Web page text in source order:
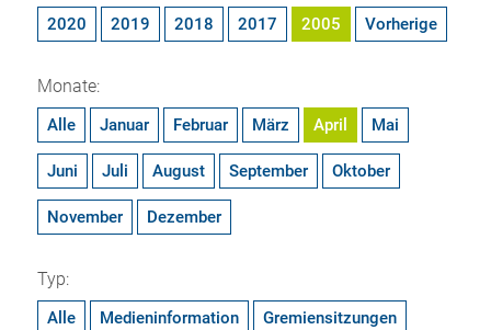
2020 2019 2018 2017 2005 Vorherige
Monate:
Alle Januar Februar März April Mai
Juni Juli August September Oktober
November Dezember
Typ:
Alle Medieninformation Gremiensitzungen